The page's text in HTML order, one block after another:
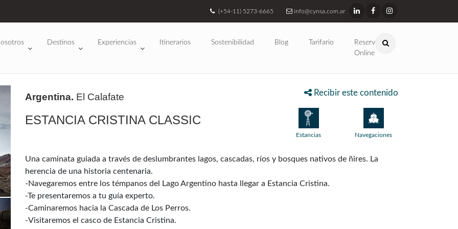
(+54-11) 5273-6665 info@cynsa.com.ar
Destinos Experiencias Itinerarios Sostenibilidad Blog Tarifario
Reservas
Online
Recibir este contenido
Argentina. El Calafate
ESTANCIA CRISTINA CLASSIC
Estancias Navegaciones
Una caminata guiada a través de deslumbrantes lagos, cascadas, ríos y bosques nativos de ñires. La
herencia de una historia centenaria.
-Navegaremos entre los témpanos del Lago Argentino hasta llegar a Estancia Cristina.
-Te presentaremos a tu guía experto.
-Caminaremos hacia la Cascada de Los Perros.
-Visitaremos el casco de Estancia Cristina.